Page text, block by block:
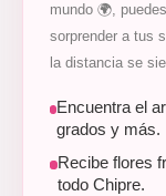
mundo 🌍,
sorprender a tus
la distancia se
Encuentra el
grados y más.
Recibe flores
todo Chipre.